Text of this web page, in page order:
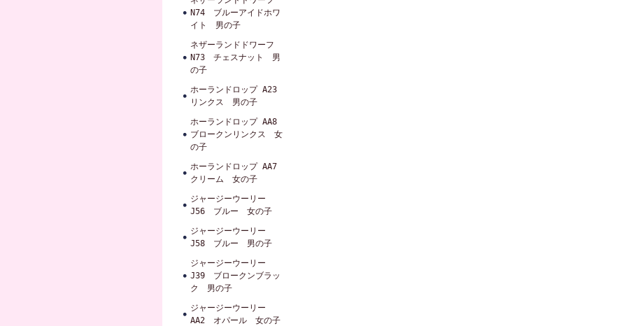
N74 ブルーアイドホワ
イト 男の子
ネザーランドドワーフ
N73 チェスナット 男
の子
ホーランドロップ A23
リンクス 男の子
ホーランドロップ AA8
ブロークンリンクス 女
の子
ホーランドロップ AA7
クリーム 女の子
ジャージーウーリー
J56 ブルー 女の子
ジャージーウーリー
J58 ブルー 男の子
ジャージーウーリー
J39 ブロークンブラッ
ク 男の子
ジャージーウーリー
AA2 オパール 女の子